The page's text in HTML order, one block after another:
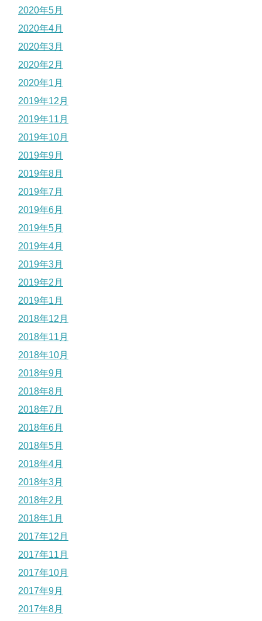
2020年5月
2020年4月
2020年3月
2020年2月
2020年1月
2019年12月
2019年11月
2019年10月
2019年9月
2019年8月
2019年7月
2019年6月
2019年5月
2019年4月
2019年3月
2019年2月
2019年1月
2018年12月
2018年11月
2018年10月
2018年9月
2018年8月
2018年7月
2018年6月
2018年5月
2018年4月
2018年3月
2018年2月
2018年1月
2017年12月
2017年11月
2017年10月
2017年9月
2017年8月